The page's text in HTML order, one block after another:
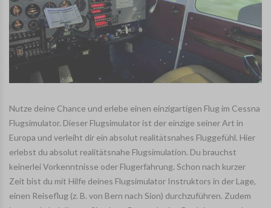
Nutze deine Chance und erlebe einen einzigartigen Flug im Cessna
Flugsimulator. Dieser Flugsimulator ist der einzige seiner Art in
Europa und verleiht dir ein absolut realitätsnahes Fluggefühl. Hier
erlebst du absolut realitätsnahe Flugsimulation. Du brauchst
keinerlei Vorkenntnisse oder Flugerfahrung. Schon nach kurzer
Zeit bist du mit Hilfe deines Flugsimulator Instruktors in der Lage,
einen Reiseflug (z. B. von Bern nach Sion) durchzuführen. Zudem